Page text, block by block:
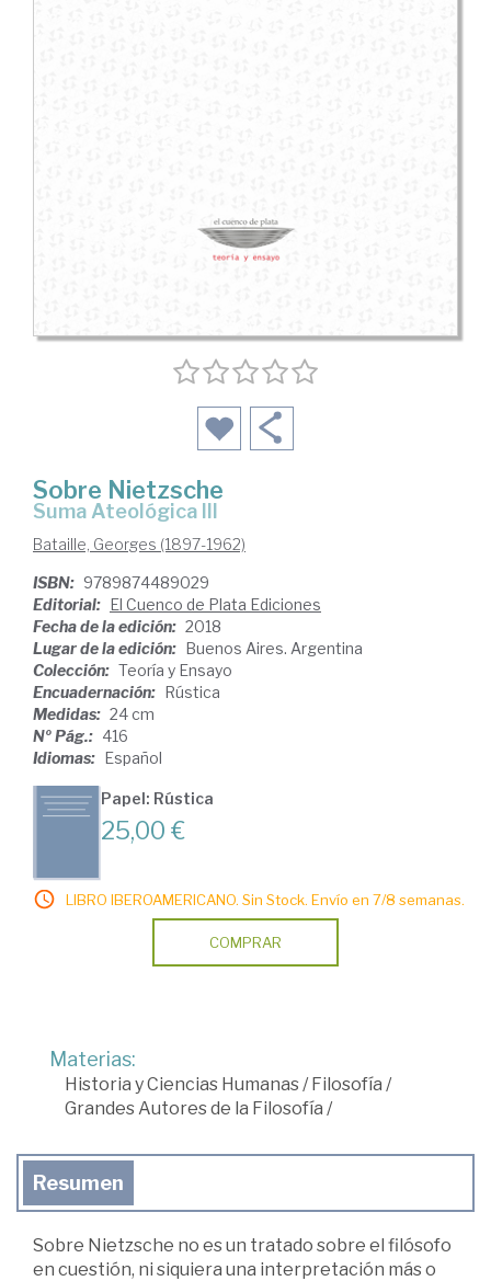
Sobre Nietzsche
Suma Ateológica III
Bataille, Georges (1897-1962)
ISBN: 9789874489029
Editorial: El Cuenco de Plata Ediciones
Fecha de la edición: 2018
Lugar de la edición: Buenos Aires. Argentina
Colección: Teoría y Ensayo
Encuadernación: Rústica
Medidas: 24 cm
Nº Pág.: 416
Idiomas: Español
Papel: Rústica
25,00 €
LIBRO IBEROAMERICANO. Sin Stock. Envío en 7/8 semanas.
COMPRAR
Materias:
Historia y Ciencias Humanas/Filosofía /
Grandes Autores de la Filosofía /
Resumen
Sobre Nietzsche no es un tratado sobre el filósofo
en cuestión, ni siquiera una interpretación más o